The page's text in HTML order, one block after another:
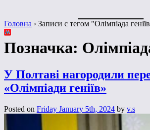
Головна › Записи с тегом "Олімпіада
Позначка:
У Полтаві нагородили
«Олімпіади геніїв»
Posted on Friday January 5th, 2024 by v.s